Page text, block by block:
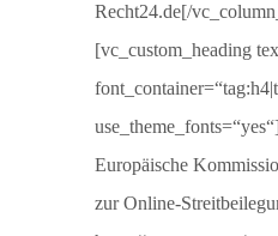
Recht24.de[/
[vc_custom_heading
Europäische
zur Online-